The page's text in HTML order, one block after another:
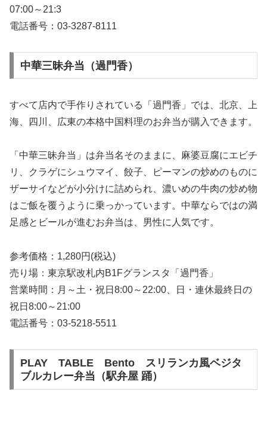
07:00～21:3
電話番号：03-3287-8111
中華三昧弁当（過門香）
すべて店内で手作りされている「過門香」では、北京、上
海、四川、広東の本格中国料理のお弁当が購入できます。
「中華三昧弁当」は弁当名そのままに、麻婆豆腐にエビチ
リ、クラゲにシュウマイ、餃子、ピーマンの炒めのものに
ザーサイなどが小分けに詰められ、濃いめの牛肉の炒め物
はご飯を覆うように乗っかっています。中華ならではの満
足感とビールが進むお弁当は、男性に人気です。
参考価格：1,280円(税込)
売り場：東京駅改札内B1Fグランスタ「過門香」
営業時間：月～土・祝日8:00～22:00、日・連休最終日の
祝日8:00～21:00
電話番号：03-5218-5511
PLAY TABLE Bento スリランカ風ベジタ
ブルカレー弁当（駅弁屋 踊）